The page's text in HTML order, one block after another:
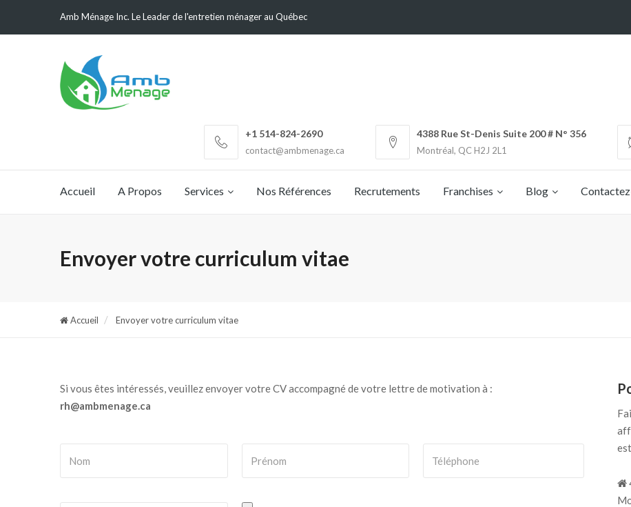
Amb Ménage Inc. Le Leader de l'entretien ménager au Québec
+1 514-824-2690
contact@ambmenage.ca
4388 Rue St-Denis Suite 200 # N° 356
Montréal, QC H2J 2L1
Accueil A Propos Services Nos Références Recrutements Franchises Blog
Envoyer votre curriculum vitae
Accueil Envoyer votre curriculum vitae
Si vous êtes intéressés, veuillez envoyer votre CV accompagné de votre lettre de motivation à :
rh@ambmenage.ca